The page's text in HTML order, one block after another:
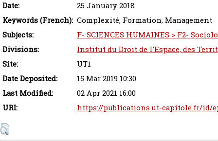
Date:
25 January 2018
Keywords (French): Complexité, Formation, Management
Subjects:
F- SCIENCES HUMAINES > F2-
Divisions:
Institut du Droit de l'Espace, des
Site:
UT1
Date Deposited:
15 Mar 2019 10:30
Last Modified:
02 Apr 2021 16:00
URI:
https://publications.ut-capitole.fr/id/